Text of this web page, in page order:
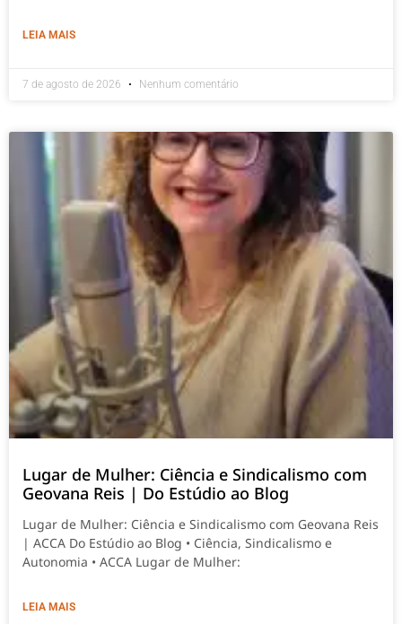
LEIA MAIS
7 de agosto de 2026 Nenhum comentário
Lugar de Mulher: Ciência e Sindicalismo com
Geovana Reis | Do Estúdio ao Blog
Lugar de Mulher: Ciência e Sindicalismo com Geovana Reis
| ACCA Do Estúdio ao Blog • Ciência, Sindicalismo e
Autonomia • ACCA Lugar de Mulher:
LEIA MAIS